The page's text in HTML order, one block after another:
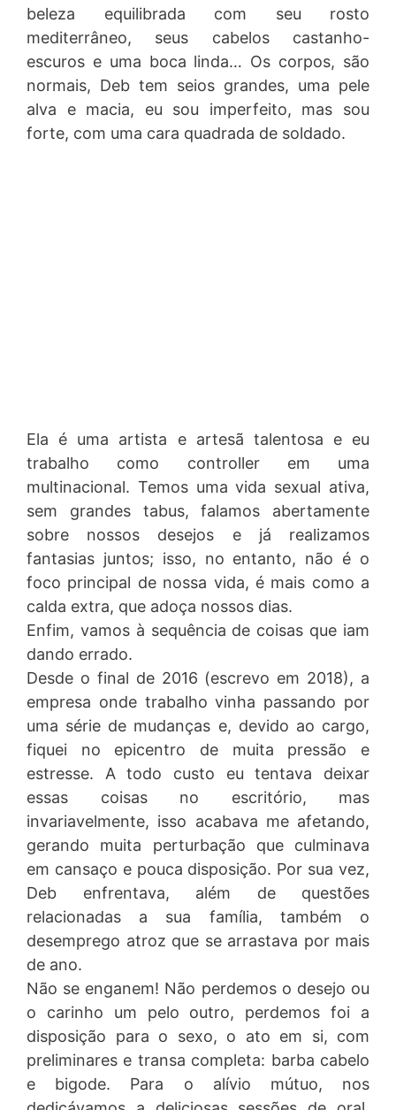
beleza equilibrada com seu rosto
mediterrâneo, seus cabelos castanho-
escuros e uma boca linda… Os corpos, são
normais, Deb tem seios grandes, uma pele
alva e macia, eu sou imperfeito, mas sou
forte, com uma cara quadrada de soldado.
Ela é uma artista e artesã talentosa e eu
trabalho como controller em uma
multinacional. Temos uma vida sexual ativa,
sem grandes tabus, falamos abertamente
sobre nossos desejos e já realizamos
fantasias juntos; isso, no entanto, não é o
foco principal de nossa vida, é mais como a
calda extra, que adoça nossos dias.
Enfim, vamos à sequência de coisas que iam
dando errado.
Desde o final de 2016 (escrevo em 2018), a
empresa onde trabalho vinha passando por
uma série de mudanças e, devido ao cargo,
fiquei no epicentro de muita pressão e
estresse. A todo custo eu tentava deixar
essas coisas no escritório, mas
invariavelmente, isso acabava me afetando,
gerando muita perturbação que culminava
em cansaço e pouca disposição. Por sua vez,
Deb enfrentava, além de questões
relacionadas a sua família, também o
desemprego atroz que se arrastava por mais
de ano.
Não se enganem! Não perdemos o desejo ou
o carinho um pelo outro, perdemos foi a
disposição para o sexo, o ato em si, com
preliminares e transa completa: barba cabelo
e bigode. Para o alívio mútuo, nos